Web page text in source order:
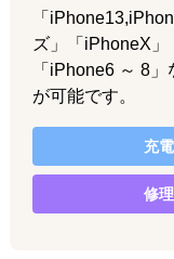
「
ズ」「iPhoneX」
「iPhone6 ～ 8
が可能です。
充
修